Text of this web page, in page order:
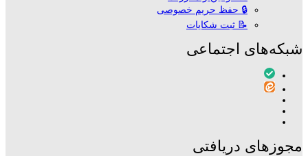
🔒 حفظ حریم خصوصی
📝 ثبت شکایات
شبکه‌های اجتماعی
مجوزهای دریافتی